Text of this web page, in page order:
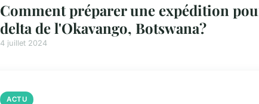
Comment préparer une expédition
delta de l'Okavango, Botswana?
4 juillet 2024
ACTU